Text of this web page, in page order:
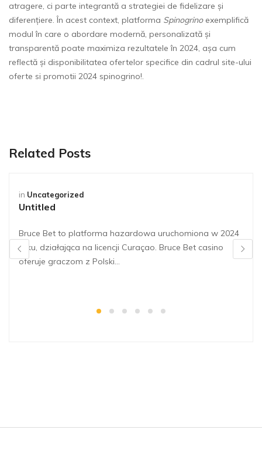
atragere, ci parte integrantă a strategiei de fidelizare și
diferențiere. În acest context, platforma Spinogrinoexemplifică
modul în care o abordare modernă, personalizată și
transparentă poate maximiza rezultatele în 2024, așa cum
reflectă și disponibilitatea ofertelor specifice din cadrul site-ului
oferte si promotii 2024 spinogrino!.
Related Posts
in Uncategorized
Untitled
Bruce Bet to platforma hazardowa uruchomiona w 2024
roku, działająca na licencji Curaçao. Bruce Bet casino
oferuje graczom z Polski…